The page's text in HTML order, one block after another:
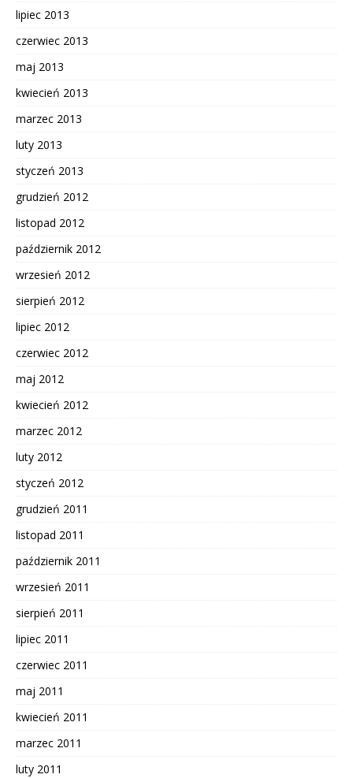
lipiec 2013
czerwiec 2013
maj 2013
kwiecień 2013
marzec 2013
luty 2013
styczeń 2013
grudzień 2012
listopad 2012
październik 2012
wrzesień 2012
sierpień 2012
lipiec 2012
czerwiec 2012
maj 2012
kwiecień 2012
marzec 2012
luty 2012
styczeń 2012
grudzień 2011
listopad 2011
październik 2011
wrzesień 2011
sierpień 2011
lipiec 2011
czerwiec 2011
maj 2011
kwiecień 2011
marzec 2011
luty 2011